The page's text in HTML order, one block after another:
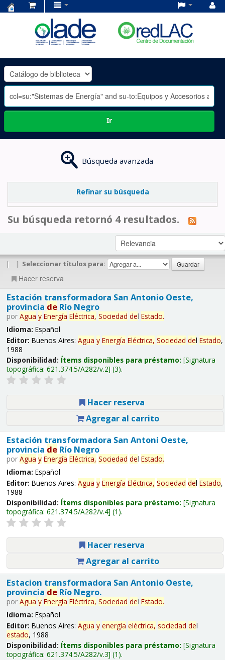
OLADE
-
Ir
Búsqueda avanzada
Refinar su búsqueda
Su búsqueda retornó 4 resultados.
| | Seleccionar títulos para:
Hacer reserva
Estación transformadora San Antonio Oeste,
provincia deRío Negro
por Agua y Energía Eléctrica, Sociedad del Estado.
Idioma: Español
Editor: Buenos Aires: Agua y Energía Eléctrica, Sociedad del Estado,
1988
Disponibilidad: Ítems disponibles para préstamo: Signatura
topográfica: 621.374.5/A282/v.2 (3).
Hacer reserva
Agregar al carrito
Estación transformadora San Antoni Oeste,
provincia deRío Negro
por Agua y Energía Eléctrica, Sociedad del Estado.
Idioma: Español
Editor: Buenos Aires: Agua y Energía Eléctrica, Sociedad del Estado,
1988
Disponibilidad: Ítems disponibles para préstamo: Signatura
topográfica: 621.374.5/A282/v.4 (1).
Hacer reserva
Agregar al carrito
Estacion transformadora San Antonio Oeste,
provincia deRío Negro.
por Agua y Energía Eléctrica, Sociedad del Estado.
Idioma: Español
Editor: Buenos Aires: Agua y energía eléctrica, sociedad del
estado, 1988
Disponibilidad: Ítems disponibles para préstamo: Signatura
topográfica: 621.374.5/A282/v.3 (1).